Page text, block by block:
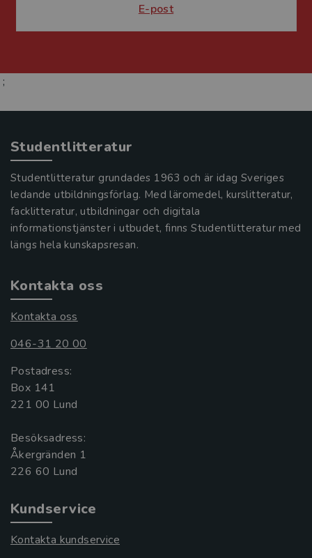
E-post
;
Studentlitteratur
Studentlitteratur grundades 1963 och är idag Sveriges
ledande utbildningsförlag. Med läromedel, kurslitteratur,
facklitteratur, utbildningar och digitala
informationstjänster i utbudet, finns Studentlitteratur med
längs hela kunskapsresan.
Kontakta oss
Kontakta oss
046-31 20 00
Postadress:
Box 141
221 00 Lund
Besöksadress:
Åkergränden 1
Kundservice
Kontakta kundservice